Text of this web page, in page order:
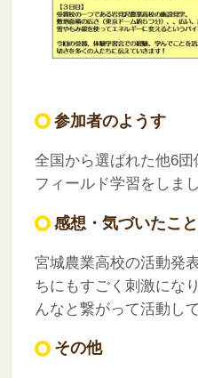
参加者のようす
全国から選ばれた他6団
フィールド学習をしま
感想・気づいたこ
宮城農業高校の活動発
ちにもすごく刺激にな
んなと繋がって活動し
その他